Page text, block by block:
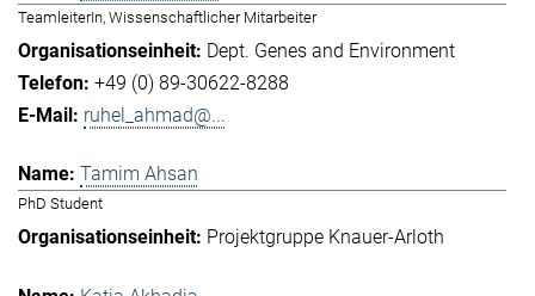
TeamleiterIn, Wissenschaftlicher Mitarbeiter
Dept. Genes and Environment
+49 (0) 89-30622-8288
ruhel_ahmad@...
Tamim Ahsan
PhD Student
Projektgruppe Knauer-Arloth